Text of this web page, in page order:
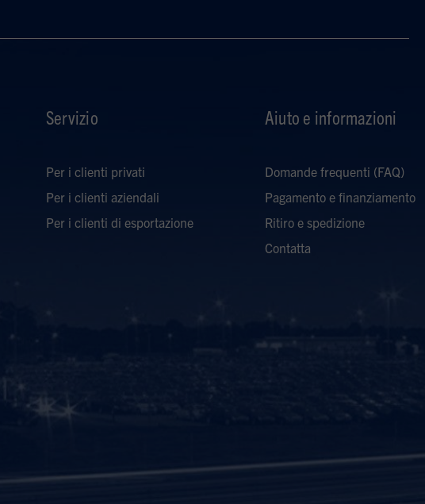
Servizio
Per i clienti privati
Per i clienti aziendali
Per i clienti di esportazione
Aiuto e informazioni
Domande frequenti (FAQ)
Pagamento e finanziamento
Ritiro e spedizione
Contatta